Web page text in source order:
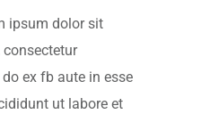
ipsum dolor sit
consectetur
ex fb aute in esse
ut labore et